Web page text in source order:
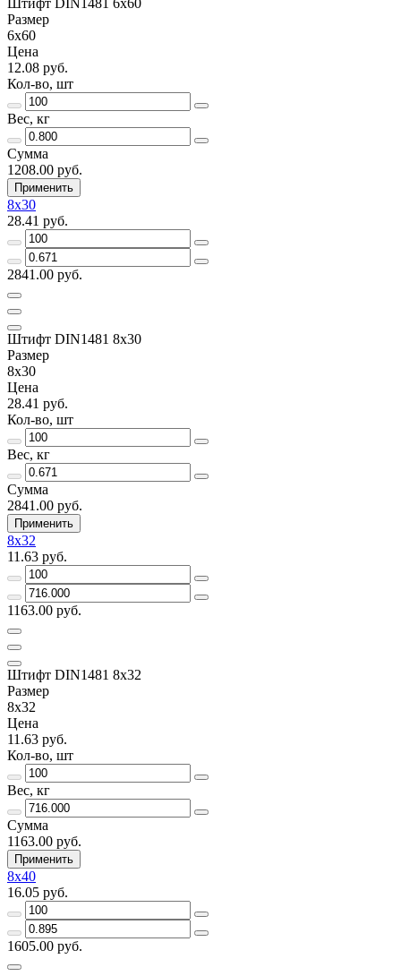
Размер
6х60
Цена
12.08 руб.
Кол-во, шт
Вес, кг
Сумма
1208.00 руб.
Применить
8х30
28.41 руб.
2841.00 руб.
Штифт DIN1481 8х30
Размер
8х30
Цена
28.41 руб.
Кол-во, шт
Вес, кг
Сумма
2841.00 руб.
Применить
8х32
11.63 руб.
1163.00 руб.
Штифт DIN1481 8х32
Размер
8х32
Цена
11.63 руб.
Кол-во, шт
Вес, кг
Сумма
1163.00 руб.
Применить
8х40
16.05 руб.
1605.00 руб.